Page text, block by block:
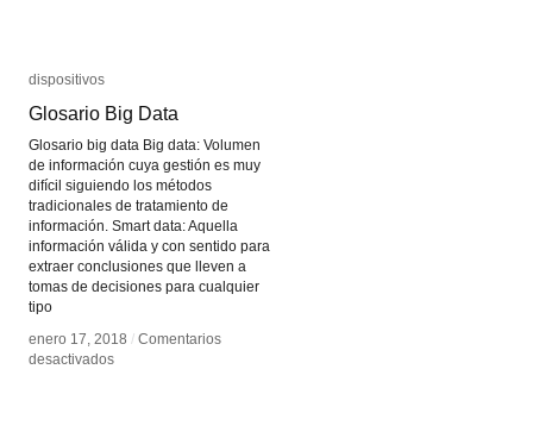
dispositivos
Glosario Big Data
Glosario big data Big data: Volumen
de información cuya gestión es muy
difícil siguiendo los métodos
tradicionales de tratamiento de
información. Smart data: Aquella
información válida y con sentido para
extraer conclusiones que lleven a
tomas de decisiones para cualquier
tipo
enero 17, 2018 / Comentarios
desactivadosen
dispositivos
Glosario Big Data
enero 17, 2018 / Comentarios
desactivadosen